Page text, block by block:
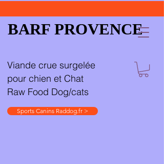
BARF PROVENCE
Viande crue surgelée
pour chien et Chat
Raw Food Dog/cats
Sports Canins Raddog.fr >